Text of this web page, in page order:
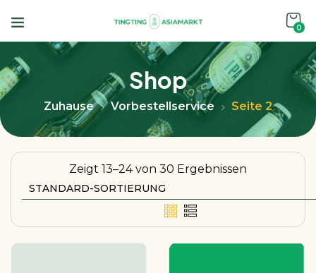
0
Shop
Zuhause Vorbestellservice Seite 2
Zeigt 13–24 von 30 Ergebnissen